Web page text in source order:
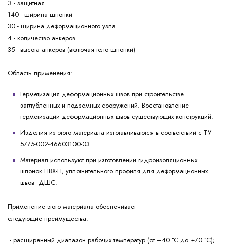
З - защитная
140 - ширина шпонки
30 - ширина деформационного узла
4 - количество анкеров
35 - высота анкеров (включая тело шпонки)
Область применения:
Герметизация деформационных швов при строительстве
заглубленных и подземных сооружений. Восстановление
герметизации деформационных швов существующих конструкций.
Изделия из этого материала изготавливаются в соответствии с ТУ
5775-002-46603100-03.
Материал используют при изготовлении гидроизоляционных
шпонок ПВХ-П, уплотнительного профиля для деформационных
швов ДШС.
Применение этого материала обеспечивает
следующие преимущества:
- расширенный диапазон рабочих температур (от –40 °С до +70 °С);